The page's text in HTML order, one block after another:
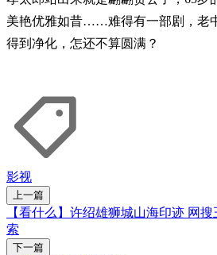
美艳优雅如昔……难得有一部剧，老
得到净化，怎还不算圆满？
影视
上一篇
【看什么】许绍雄狮城山海印迹 网
索
下一篇